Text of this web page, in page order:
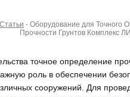
Статьи - Оборудование для Точного
Прочности Грунтов Комплекс
точное определение
роль в обеспечении
сооружений. Для